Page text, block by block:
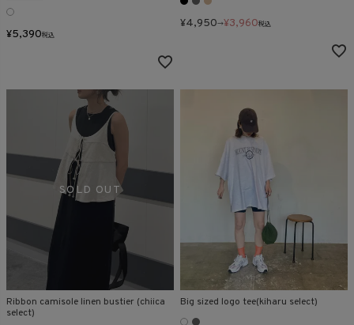
¥5,390税込
¥4,950→¥3,960税込
Ribbon camisole linen bustier (chiica
select)
Big sized logo tee(kiharu select)